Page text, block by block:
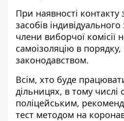
При наявності контакту
засобів індивідуального
члени виборчої комісії
самоізоляцію в
законодавством.
Всім, хто буде
дільницях, в тому числі
поліцейським,
тест методом на